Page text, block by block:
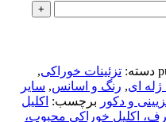
دسته: تزئینات خوراکی,
ژله ای, رنگ و اسانس, سایر
و دکور برچسب: اکلیل
اکلیل خوراکی محبوب،